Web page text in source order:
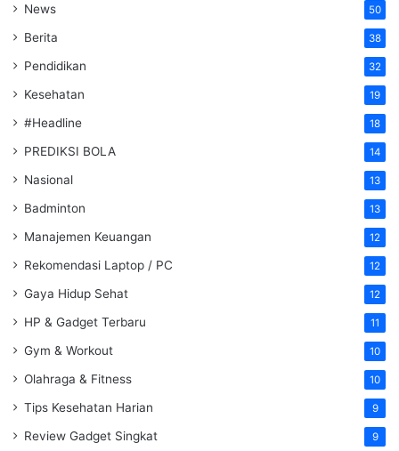
News 50
Berita 38
Pendidikan 32
Kesehatan 19
#Headline 18
PREDIKSI BOLA 14
Nasional 13
Badminton 13
Manajemen Keuangan 12
Rekomendasi Laptop / PC 12
Gaya Hidup Sehat 12
HP & Gadget Terbaru 11
Gym & Workout 10
Olahraga & Fitness 10
Tips Kesehatan Harian 9
Review Gadget Singkat 9